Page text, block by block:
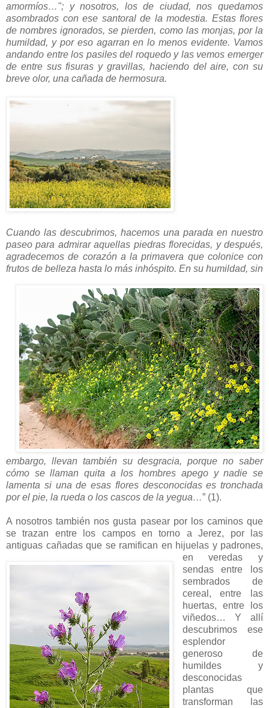
amormíos…"; y nosotros, los de ciudad, nos quedamos
asombrados con ese santoral de la modestia. Estas flores
de nombres ignorados, se pierden, como las monjas, por la
humildad, y por eso agarran en lo menos evidente. Vamos
andando entre los pasiles del roquedo y las vemos emerger
de entre sus fisuras y gravillas, haciendo del aire, con su
breve olor, una cañada de hermosura.
Cuando las descubrimos, hacemos una parada en nuestro
paseo para admirar aquellas piedras florecidas, y después,
agradecemos de corazón a la primavera que colonice con
frutos de belleza hasta lo más inhóspito. En su humildad, sin
embargo, llevan también su desgracia, porque no saber
cómo se llaman quita a los hombres apego y nadie se
lamenta si una de esas flores desconocidas es tronchada
por el pie, la rueda o los cascos de la yegua…” (1).
A nosotros también nos gusta pasear por los caminos que
se trazan entre los campos en torno a Jerez, por las
antiguas cañadas que se ramifican en hijuelas y padrones,
en veredas y
sendas entre los
sembrados de
cereal, entre las
huertas, entre los
viñedos… Y allí
descubrimos ese
esplendor
generoso de
humildes y
desconocidas
plantas que
transforman las